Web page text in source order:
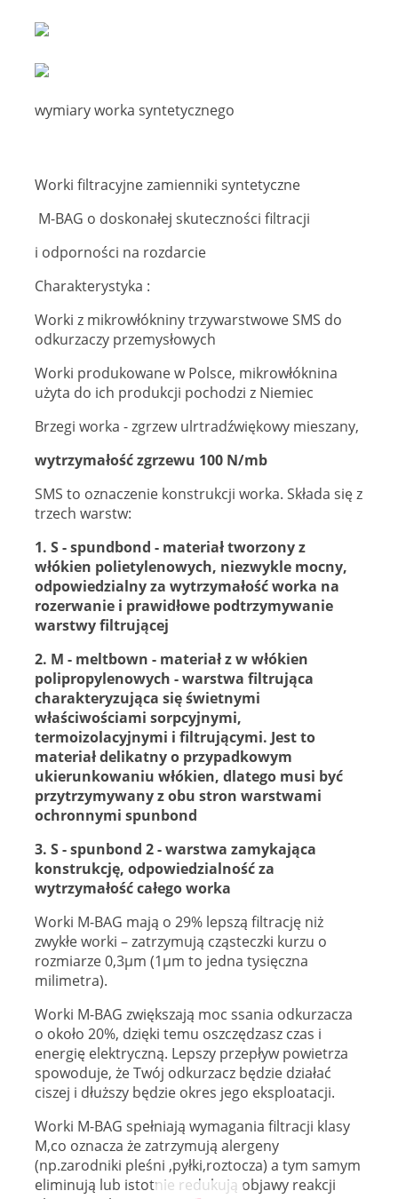
wymiary worka syntetycznego
Worki filtracyjne zamienniki syntetyczne
M-BAG o doskonałej skuteczności filtracji
i odporności na rozdarcie
Charakterystyka :
Worki z mikrowłókniny trzywarstwowe SMS do
odkurzaczy przemysłowych
Worki produkowane w Polsce, mikrowłóknina
użyta do ich produkcji pochodzi z Niemiec
Brzegi worka - zgrzew ulrtradźwiękowy mieszany,
wytrzymałość zgrzewu 100 N/mb
SMS to oznaczenie konstrukcji worka. Składa się z
trzech warstw:
1. S - spundbond - materiał tworzony z
włókien polietylenowych, niezwykle mocny,
odpowiedzialny za wytrzymałość worka na
rozerwanie i prawidłowe podtrzymywanie
warstwy filtrującej
2. M - meltbown - materiał z w włókien
polipropylenowych - warstwa filtrująca
charakteryzująca się świetnymi
właściwościami sorpcyjnymi,
termoizolacyjnymi i filtrującymi. Jest to
materiał delikatny o przypadkowym
ukierunkowaniu włókien, dlatego musi być
przytrzymywany z obu stron warstwami
ochronnymi spunbond
3. S - spunbond 2 - warstwa zamykająca
konstrukcję, odpowiedzialność za
wytrzymałość całego worka
Worki M-BAG mają o 29% lepszą filtrację niż
zwykłe worki – zatrzymują cząsteczki kurzu o
rozmiarze 0,3µm (1µm to jedna tysięczna
milimetra).
Worki M-BAG zwiększają moc ssania odkurzacza
o około 20%, dzięki temu oszczędzasz czas i
energię elektryczną. Lepszy przepływ powietrza
spowoduje, że Twój odkurzacz będzie działać
ciszej i dłuższy będzie okres jego eksploatacji.
Worki M-BAG spełniają wymagania filtracji klasy
M,co oznacza że zatrzymują alergeny
(np.zarodniki pleśni ,pyłki,roztocza) a tym samym
eliminują lub istotnie redukują objawy reakcji